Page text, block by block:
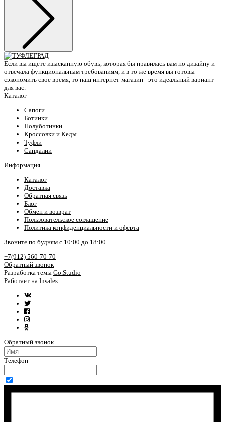
Если вы ищете изысканную обувь, которая бы нравилась вам по дизайну и
отвечала функциональным требованиям, и в то же время вы готовы
сэкономить свое время, то наш интернет-магазин - это идеальный вариант
для вас.
Каталог
Сапоги
Ботинки
Полуботинки
Кроссовки и Кеды
Туфли
Сандалии
Информация
Каталог
Доставка
Обратная связь
Блог
Обмен и возврат
Пользовательское соглашение
Политика конфиденциальности и оферта
Звоните по будням с 10:00 до 18:00
+7(912) 560-70-70
Обратный звонок
Разработка темы Go.Studio
Работает на Insales
Обратный звонок
Телефон